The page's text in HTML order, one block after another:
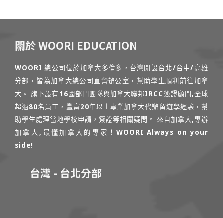
關於 WOORI EDUCATION
WOORI 總公司位於加拿大多倫多，台灣開設台北/台中/高雄
分部，皆為加拿大總公司直營辦公室，幫助學生順利前往加拿
大。 旗下設有16國部門團隊與加拿大聯邦IRCC簽證顧問,全球
超過80名員工，豐富20年以上專業加拿大代辦留遊學經驗，幫
助學生處理當地學校申請，簽證等相關疑問。 來自加拿大,專辦
加拿大,最懂加拿大的專家！WOORI Always on your
side!
台灣 - 台北分部